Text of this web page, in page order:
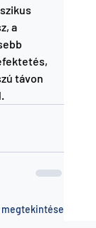
a
távon
megtekintése